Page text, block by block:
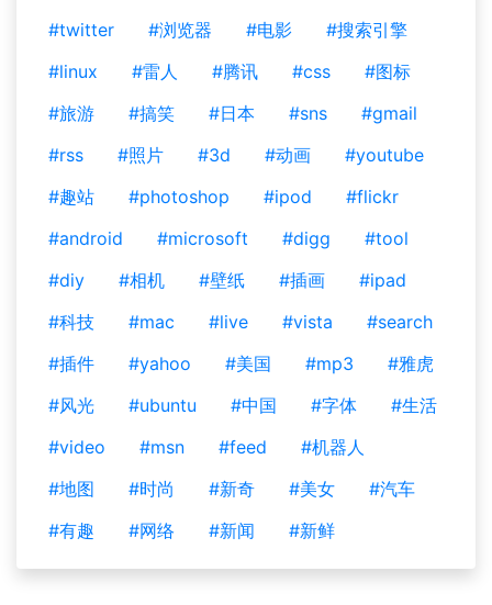
#twitter
#浏览器 #电影
#搜索引擎
#linux
#雷人 #腾讯 #css
#图标
#旅游
#搞笑 #日本 #sns
#gmail
#rss
#照片 #3d #动画
#youtube
#趣站
#photoshop #ipod
#flickr
#android
#microsoft #digg
#tool
#diy
#相机 #壁纸 #插画
#ipad
#科技
#mac #live #vista
#search
#插件
#yahoo #美国 #mp3
#雅虎
#风光
#ubuntu #中国 #字体
#生活
#video
#msn #feed
#机器人
#地图
#时尚 #新奇 #美女
#汽车
#有趣
#网络 #新闻 #新鲜